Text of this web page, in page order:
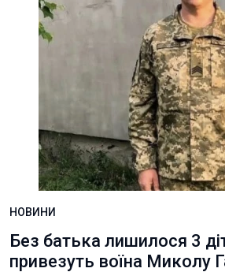
НОВИНИ
Без батька лишилося 3
привезуть воїна Миколу